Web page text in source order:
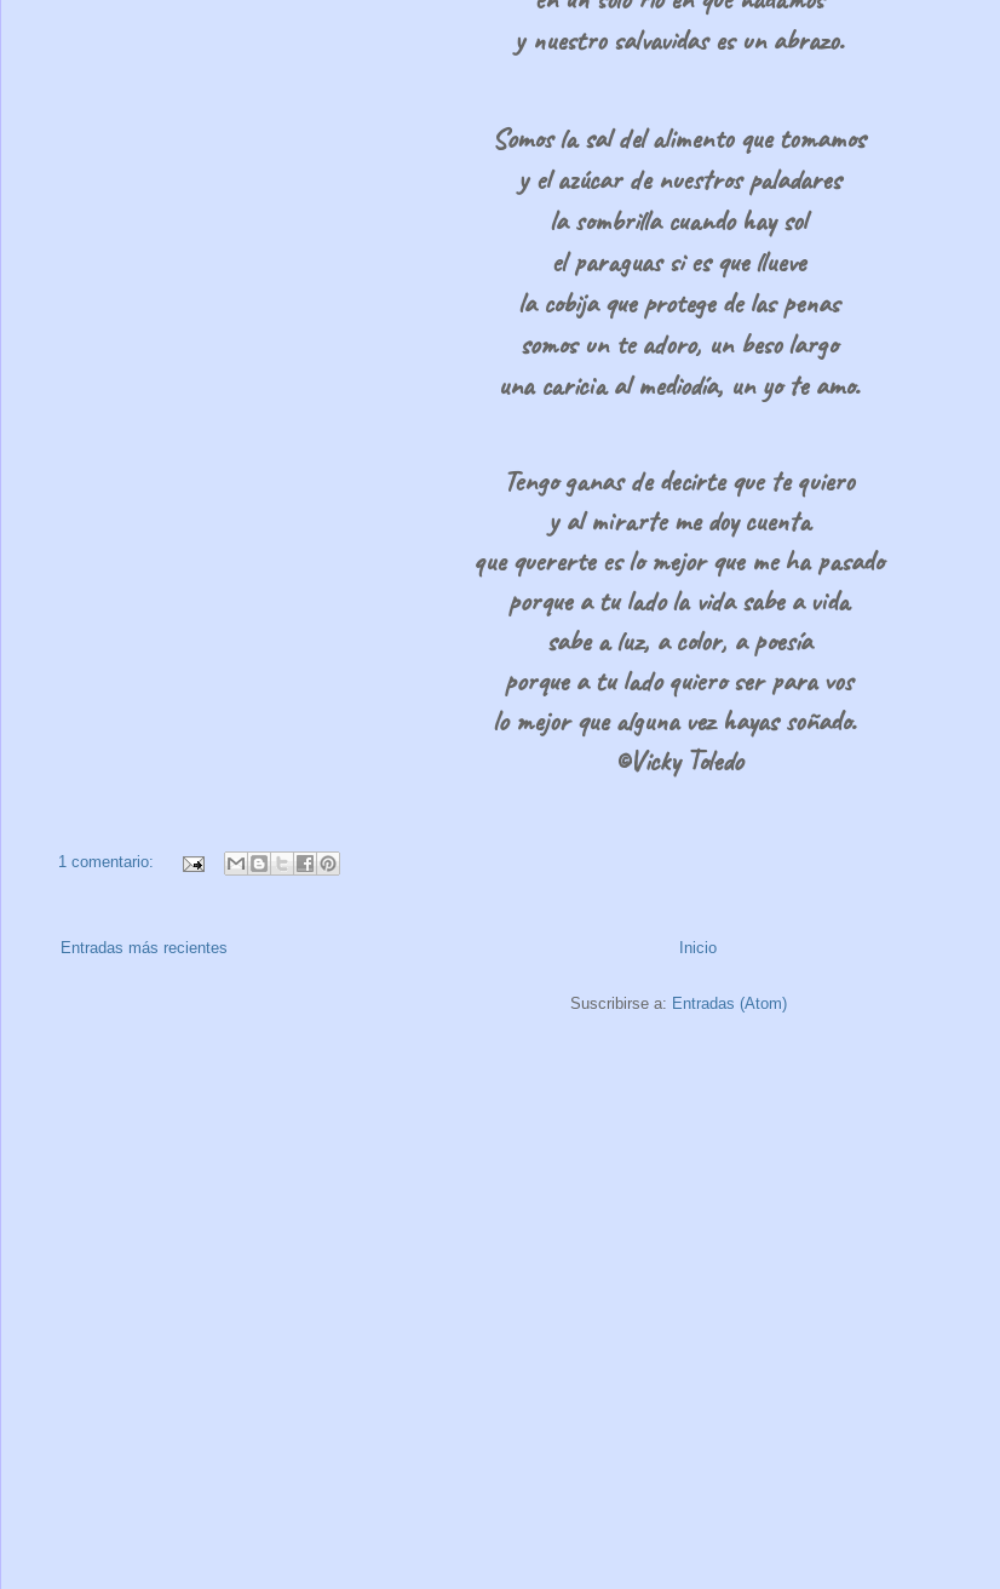
y nuestro salvavidas es un abrazo.
Somos la sal del alimento que tomamos
y el azúcar de nuestros paladares
la sombrilla cuando hay sol
el paraguas si es que llueve
la cobija que protege de las penas
somos un te adoro, un beso largo
una caricia al mediodía, un yo te amo.
Tengo ganas de decirte que te quiero
y al mirarte me doy cuenta
que quererte es lo mejor que me ha pasado
porque a tu lado la vida sabe a vida
sabe a luz, a color, a poesía
porque a tu lado quiero ser para vos
lo mejor que alguna vez hayas soñado.
©Vicky Toledo
1 comentario:
Entradas más recientes Inicio
Suscribirse a: Entradas (Atom)